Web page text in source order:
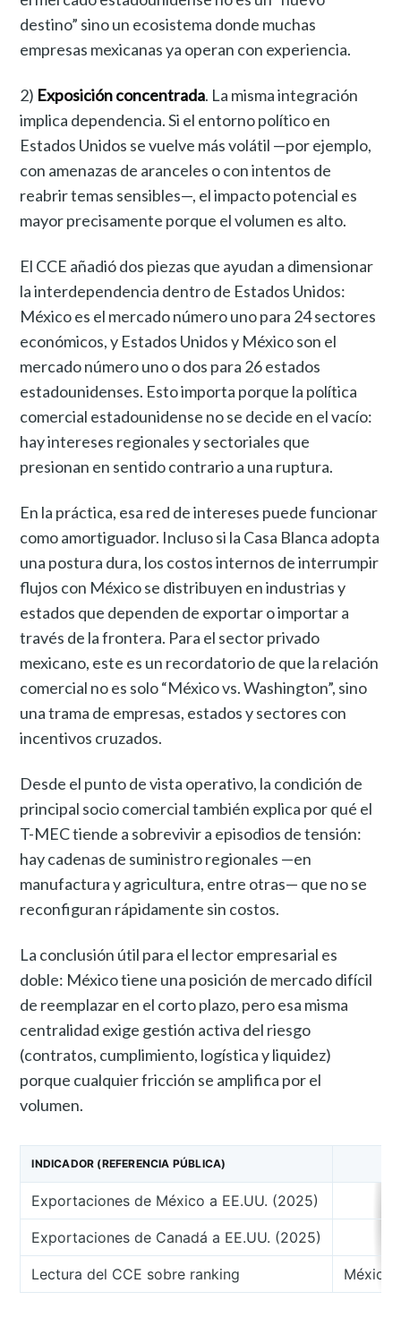
destino” sino un ecosistema donde muchas
empresas mexicanas ya operan con experiencia.
2) Exposición concentrada. La misma integración
implica dependencia. Si el entorno político en
Estados Unidos se vuelve más volátil —por ejemplo,
con amenazas de aranceles o con intentos de
reabrir temas sensibles—, el impacto potencial es
mayor precisamente porque el volumen es alto.
El CCE añadió dos piezas que ayudan a dimensionar
la interdependencia dentro de Estados Unidos:
México es el mercado número uno para 24 sectores
económicos, y Estados Unidos y México son el
mercado número uno o dos para 26 estados
estadounidenses. Esto importa porque la política
comercial estadounidense no se decide en el vacío:
hay intereses regionales y sectoriales que
presionan en sentido contrario a una ruptura.
En la práctica, esa red de intereses puede funcionar
como amortiguador. Incluso si la Casa Blanca adopta
una postura dura, los costos internos de interrumpir
flujos con México se distribuyen en industrias y
estados que dependen de exportar o importar a
través de la frontera. Para el sector privado
mexicano, este es un recordatorio de que la relación
comercial no es solo “México vs. Washington”, sino
una trama de empresas, estados y sectores con
incentivos cruzados.
Desde el punto de vista operativo, la condición de
principal socio comercial también explica por qué el
T-MEC tiende a sobrevivir a episodios de tensión:
hay cadenas de suministro regionales —en
manufactura y agricultura, entre otras— que no se
reconfiguran rápidamente sin costos.
La conclusión útil para el lector empresarial es
doble: México tiene una posición de mercado difícil
de reemplazar en el corto plazo, pero esa misma
centralidad exige gestión activa del riesgo
(contratos, cumplimiento, logística y liquidez)
porque cualquier fricción se amplifica por el
volumen.
INDICADOR (REFERENCIA PÚBLICA)
Exportaciones de México a EE.UU. (2025)
Exportaciones de Canadá a EE.UU. (2025)
Lectura del CCE sobre ranking México